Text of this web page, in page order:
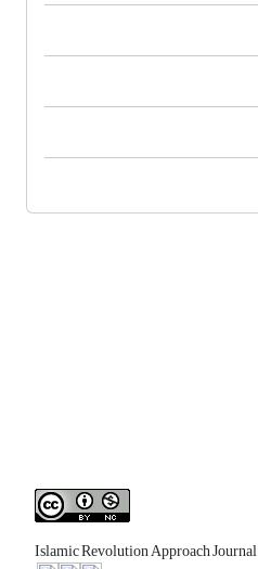
Islamic Revolution Approach Journal